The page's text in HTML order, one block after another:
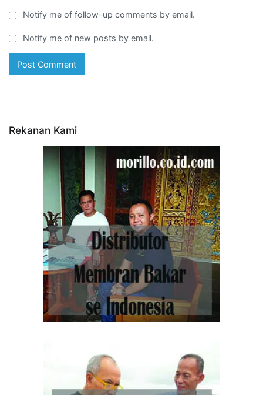
Notify me of follow-up comments by email.
Notify me of new posts by email.
Rekanan Kami